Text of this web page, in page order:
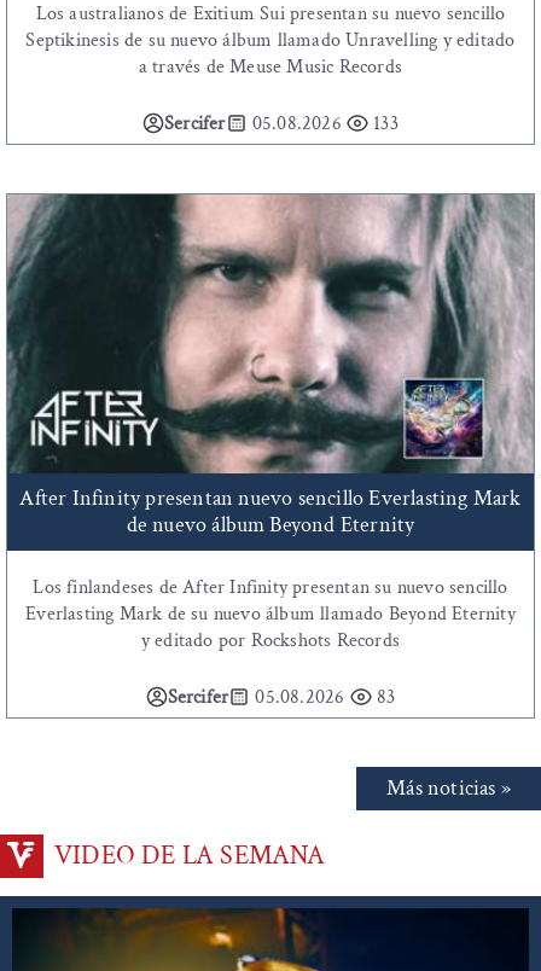
Los australianos de Exitium Sui presentan su nuevo sencillo
Septikinesis de su nuevo álbum llamado Unravelling y editado
a través de Meuse Music Records
Sercifer 05.08.2026 133
After Infinity presentan nuevo sencillo Everlasting Mark
de nuevo álbum Beyond Eternity
Los finlandeses de After Infinity presentan su nuevo sencillo
Everlasting Mark de su nuevo álbum llamado Beyond Eternity
y editado por Rockshots Records
Sercifer 05.08.2026 83
Más noticias »
VIDEO DE LA SEMANA